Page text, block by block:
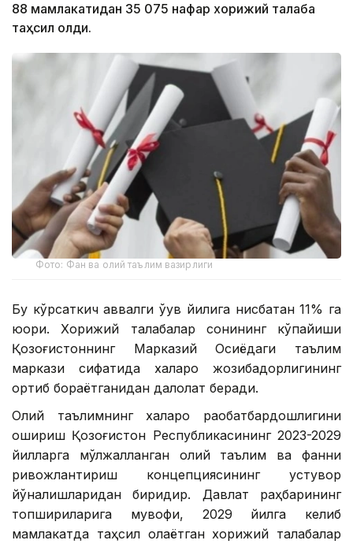
88 мамлакатидан 35 075 нафар хорижий талаба
таҳсил олди.
Фото: Фан ва олий таълим вазирлиги
Бу кўрсаткич аввалги ўқув йилига нисбатан 11% га
юқори. Хорижий талабалар сонининг кўпайиши
Қозоғистоннинг Марказий Осиёдаги таълим
маркази сифатида халқаро жозибадорлигининг
ортиб бораётганидан далолат беради.
Олий таълимнинг халқаро рақобатбардошлигини
ошириш Қозоғистон Республикасининг 2023-2029
йилларга мўлжалланган олий таълим ва фанни
ривожлантириш концепциясининг устувор
йўналишларидан биридир. Давлат раҳбарининг
топшириқларига мувофиқ, 2029 йилга келиб
мамлакатда таҳсил олаётган хорижий талабалар